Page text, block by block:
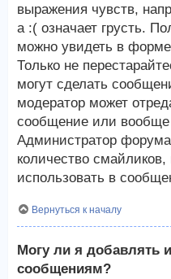
выражения чувств,
а :( означает грусть.
можно увидеть в
Только не
могут сделать
модератор может
сообщение или вообще
Администратор форума
количество
использовать в
Вернуться к началу
Могу ли я добавлять
сообщениям?